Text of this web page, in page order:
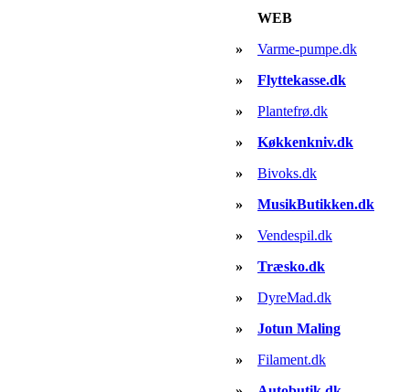
WEB
»
Varme-pumpe.dk
»
Flyttekasse.dk
»
Plantefrø.dk
»
Køkkenkniv.dk
»
Bivoks.dk
»
MusikButikken.dk
»
Vendespil.dk
»
Træsko.dk
»
DyreMad.dk
»
Jotun Maling
»
Filament.dk